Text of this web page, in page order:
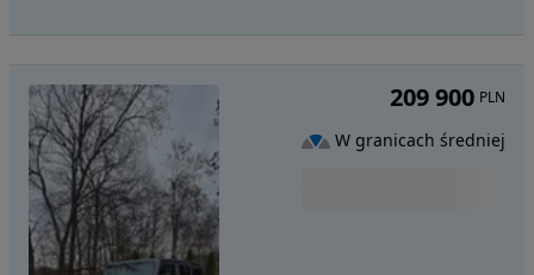
209 900 PLN
W granicach średniej